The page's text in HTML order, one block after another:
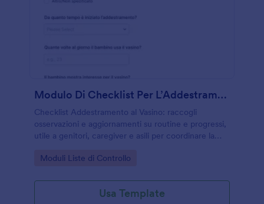
Modulo Di Checklist Per L’Addestramento Al Vasino
Checklist Addestramento al Vasino: raccogli
osservazioni e aggiornamenti su routine e progressi,
utile a genitori, caregiver e asili per coordinare la
Go to Category:
Moduli Liste di Controllo
Usa Template